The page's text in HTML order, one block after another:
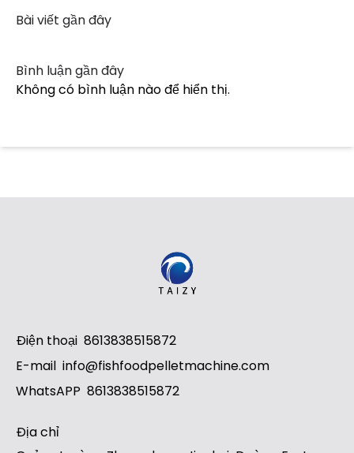
Bài viết gần đây
Bình luận gần đây
Không có bình luận nào để hiển thị.
Điện thoại 8613838515872
E-mail info@fishfoodpelletmachine.com
WhatsAPP 8613838515872
Địa chỉ